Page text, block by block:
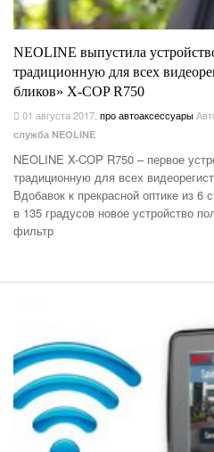
NEOLINE выпустила
традиционную для всех
бликов» X-COP R750
01 августа 2017 про автоаксессуары
служба NEOLINE
NEOLINE X-COP R750 – первое
традиционную для всех
Вдобавок к прекрасной оптике из 6
в 135 градусов новое устройство
фильтр